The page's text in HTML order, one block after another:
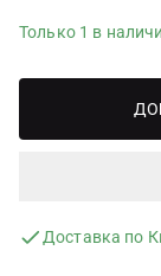
Только 1 в
Доставка по